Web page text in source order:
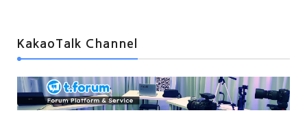
KakaoTalk Channel